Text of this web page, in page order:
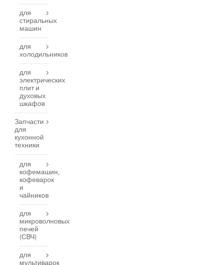
для
стиральных
машин
для
холодильников
для
электрических
плит и
духовых
шкафов
Запчасти
для
кухонной
техники
для
кофемашин,
кофеварок
и
чайников
для
микроволновых
печей
(СВЧ)
для
мультиварок